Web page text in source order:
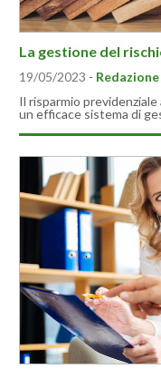
La gestione del
19/05/2023 -
Il risparmio
un efficace sistema di